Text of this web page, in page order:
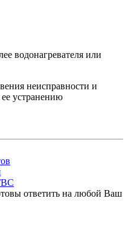
водонагревателя или
неисправности и
устранению
ответить на любой Ваш